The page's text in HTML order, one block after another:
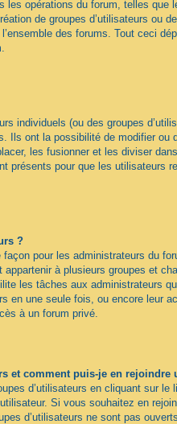
les opérations du forum, telles que
de groupes d’utilisateurs ou
des forums. Tout ceci
individuels (ou des groupes
Ils ont la possibilité de modifier ou
les fusionner et les diviser
présents pour que les utilisateurs
?
façon pour les administrateurs du
à plusieurs groupes et
les tâches aux administrateurs
en une seule fois, ou encore leur
à un forum privé.
et comment puis-je en rejoindre
d’utilisateurs en cliquant sur le
Si vous souhaitez en
d’utilisateurs ne sont pas